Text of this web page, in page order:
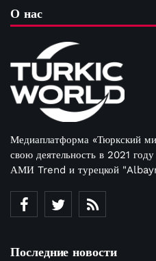
О нас
Медиаплатформа «Тюркский
свою деятельность в 2021 году
АМИ Trend и турецкой
Последние новости